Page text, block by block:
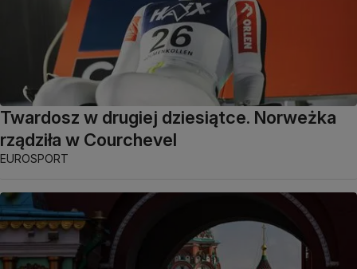
Twardosz w drugiej dziesiątce. Norweżka
rządziła w Courchevel
EUROSPORT